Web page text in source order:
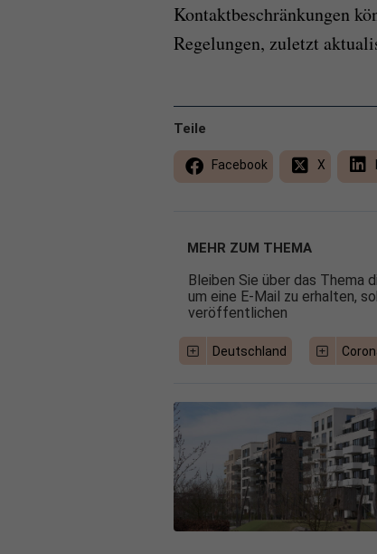
Kontaktbeschränkungen
Regelungen, zuletzt
Teile
Facebook X
MEHR ZUM THEMA
Bleiben Sie über das Thema
um eine E-Mail zu erhalten,
veröffentlichen
Deutschland